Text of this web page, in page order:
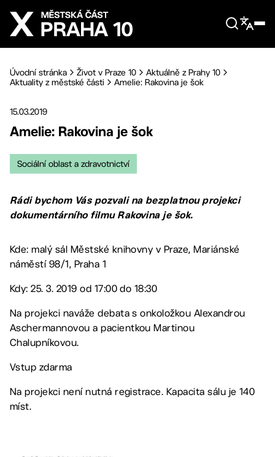
Přejít na hlavní obsah
Úvodní stránka Život v Praze 10
Aktuálně z Prahy 10
Aktuality z městské části
Amelie: Rakovina je šok
15.03.2019
Amelie: Rakovina je šok
Sociální oblast a zdravotnictví
Rádi bychom Vás pozvali na bezplatnou projekci
dokumentárního filmu Rakovina je šok.
Kde: malý sál Městské knihovny v Praze, Mariánské
náměstí 98/1, Praha 1
Kdy: 25. 3. 2019 od 17:00 do 18:30
Na projekci naváže debata s onkoložkou Alexandrou
Aschermannovou a pacientkou Martinou
Chalupníkovou.
Vstup zdarma
Na projekci není nutná registrace. Kapacita sálu je 140
míst.